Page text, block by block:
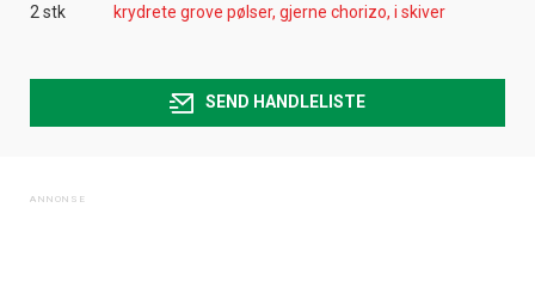
2 stk
krydrete grove pølser, gjerne chorizo, i skiver
SEND HANDLELISTE